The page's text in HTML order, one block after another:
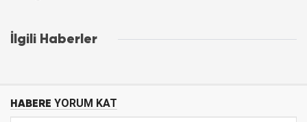
İlgili Haberler
HABERE YORUM KAT